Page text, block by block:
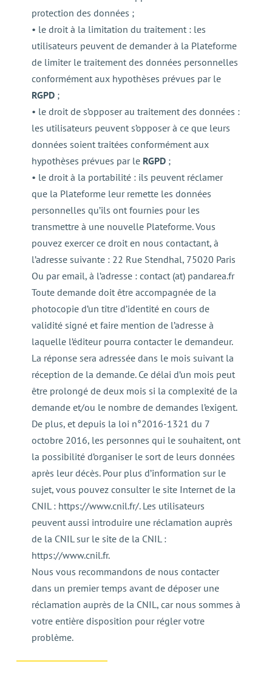
protection des données ;
• le droit à la limitation du traitement : les
utilisateurs peuvent de demander à la Plateforme
de limiter le traitement des données personnelles
conformément aux hypothèses prévues par le
RGPD ;
• le droit de s’opposer au traitement des données :
les utilisateurs peuvent s’opposer à ce que leurs
données soient traitées conformément aux
hypothèses prévues par le RGPD ;
• le droit à la portabilité : ils peuvent réclamer
que la Plateforme leur remette les données
personnelles qu’ils ont fournies pour les
transmettre à une nouvelle Plateforme. Vous
pouvez exercer ce droit en nous contactant, à
l’adresse suivante : 22 Rue Stendhal, 75020 Paris
Ou par email, à l’adresse : contact (at) pandarea.fr
Toute demande doit être accompagnée de la
photocopie d’un titre d’identité en cours de
validité signé et faire mention de l’adresse à
laquelle l’éditeur pourra contacter le demandeur.
La réponse sera adressée dans le mois suivant la
réception de la demande. Ce délai d’un mois peut
être prolongé de deux mois si la complexité de la
demande et/ou le nombre de demandes l’exigent.
De plus, et depuis la loi n°2016-1321 du 7
octobre 2016, les personnes qui le souhaitent, ont
la possibilité d’organiser le sort de leurs données
après leur décès. Pour plus d’information sur le
sujet, vous pouvez consulter le site Internet de la
CNIL : https://www.cnil.fr/. Les utilisateurs
peuvent aussi introduire une réclamation auprès
de la CNIL sur le site de la CNIL :
https://www.cnil.fr.
Nous vous recommandons de nous contacter
dans un premier temps avant de déposer une
réclamation auprès de la CNIL, car nous sommes à
votre entière disposition pour régler votre
problème.